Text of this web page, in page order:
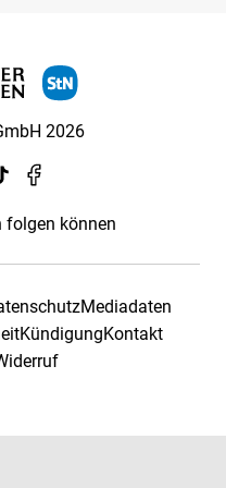
2026
folgen können
Mediadaten
KündigungKontakt